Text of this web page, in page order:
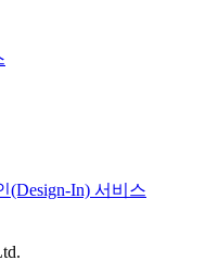
(Design-In) 서비스